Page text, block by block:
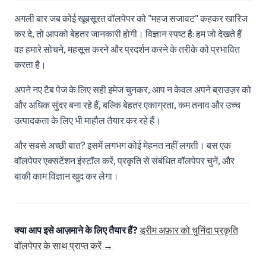
अगली बार जब कोई खूबसूरत वॉलपेपर को "महज सजावट" कहकर खारिज
कर दे, तो आपको बेहतर जानकारी होगी। विज्ञान स्पष्ट है: हम जो देखते हैं
वह हमारे सोचने, महसूस करने और प्रदर्शन करने के तरीके को प्रभावित
करता है।
अपने नए टैब पेज के लिए सही इमेज चुनकर, आप न केवल अपने ब्राउज़र को
और अधिक सुंदर बना रहे हैं, बल्कि बेहतर एकाग्रता, कम तनाव और उच्च
उत्पादकता के लिए भी माहौल तैयार कर रहे हैं।
और सबसे अच्छी बात? इसमें लगभग कोई मेहनत नहीं लगती। बस एक
वॉलपेपर एक्सटेंशन इंस्टॉल करें, प्रकृति से संबंधित वॉलपेपर चुनें, और
बाकी काम विज्ञान खुद कर लेगा।
क्या आप इसे आज़माने के लिए तैयार हैं? ड्रीम अफ़ार को चुनिंदा प्रकृति
वॉलपेपर के साथ प्राप्त करें →